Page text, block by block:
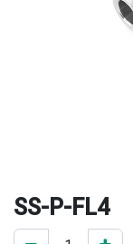
SS-P-FL4